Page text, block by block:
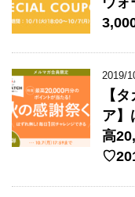
2019/
【
ア】
高